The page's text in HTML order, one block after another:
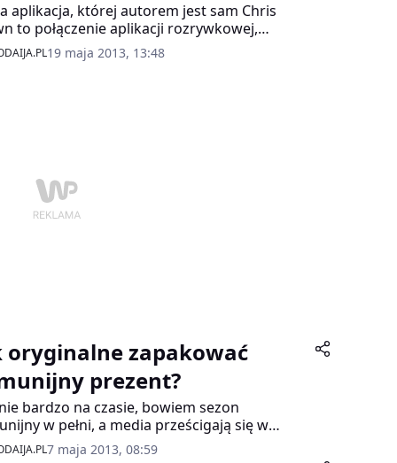
aplikacja, której autorem jest sam Chris
to połączenie aplikacji rozrywkowej,
społecznościowych i aktualizowanego na
strumienia treści multimedialnych.
19 maja 2013, 13:48
oryginalne zapakować
prezent?
bardzo na czasie, bowiem sezon
w pełni, a media prześcigają się w
na temat tego, co wypada
7 maja 2013, 08:59